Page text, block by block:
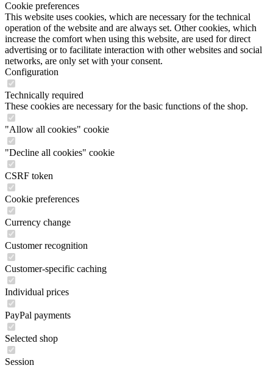
Cookie preferences
This website uses cookies, which are necessary for the technical
operation of the website and are always set. Other cookies, which
increase the comfort when using this website, are used for direct
advertising or to facilitate interaction with other websites and social
networks, are only set with your consent.
Configuration
Technically required
These cookies are necessary for the basic functions of the shop.
"Allow all cookies" cookie
"Decline all cookies" cookie
CSRF token
Cookie preferences
Currency change
Customer recognition
Customer-specific caching
Individual prices
PayPal payments
Selected shop
Session